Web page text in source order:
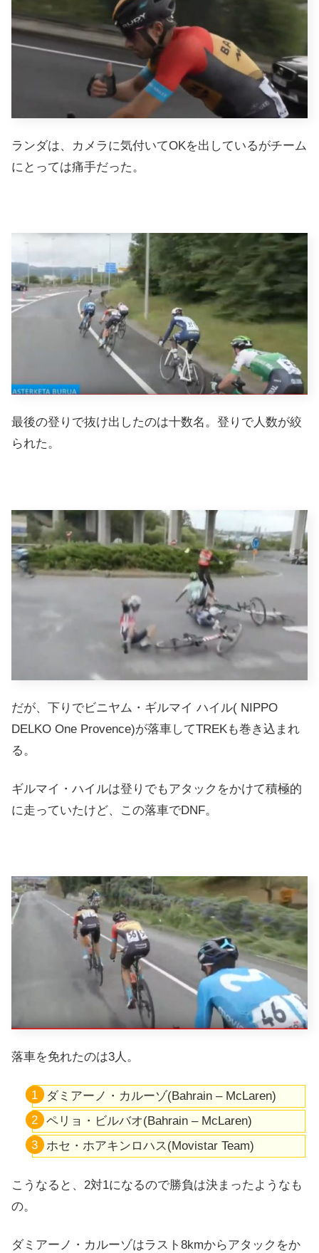
ランダは、カメラに気付いてOKを出しているがチーム
にとっては痛手だった。
最後の登りで抜け出したのは十数名。登りで人数が絞
られた。
だが、下りでビニヤム・ギルマイ ハイル( NIPPO
DELKO One Provence)が落車してTREKも巻き込まれ
る。
ギルマイ・ハイルは登りでもアタックをかけて積極的
に走っていたけど、この落車でDNF。
落車を免れたのは3人。
ダミアーノ・カルーゾ(Bahrain – McLaren)
ペリョ・ビルバオ(Bahrain – McLaren)
ホセ・ホアキンロハス(Movistar Team)
こうなると、2対1になるので勝負は決まったようなも
の。
ダミアーノ・カルーゾはラスト8kmからアタックをか